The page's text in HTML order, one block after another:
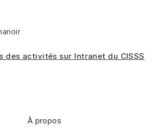
des activités sur Intranet du CISSS
À propos